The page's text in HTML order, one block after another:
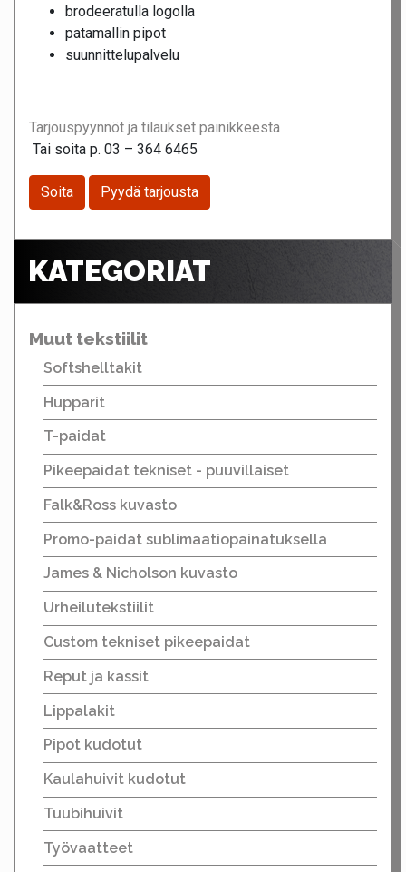
brodeeratulla logolla
patamallin pipot
suunnittelupalvelu
Tarjouspyynnöt ja tilaukset painikkeesta
Tai soita p. 03 – 364 6465
Soita Pyydä tarjousta
KATEGORIAT
Muut tekstiilit
Softshelltakit
Hupparit
T-paidat
Pikeepaidat tekniset - puuvillaiset
Falk&Ross kuvasto
Promo-paidat sublimaatiopainatuksella
James & Nicholson kuvasto
Urheilutekstiilit
Custom tekniset pikeepaidat
Reput ja kassit
Lippalakit
Pipot kudotut
Kaulahuivit kudotut
Tuubihuivit
Työvaatteet